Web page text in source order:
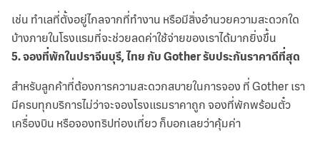
เช่น ทำเลที่ตั้งอยู่ไกลจากที่ทำงาน หรือมีสิ่งอำนวยความสะดวกใด
บ้างภายในโรงแรมที่จะช่วยลดค่าใช้จ่ายของเราได้มากยิ่งขึ้น
5.จองที่พักในปราจีนบุรี, ไทย กับ Gother รับประกันราคาดีที่สุด
สำหรับลูกค้าที่ต้องการความสะดวกสบายในการจอง ที่ Gother เรา
มีครบทุกบริการไม่ว่าจะจองโรงแรมราคาถูก จองที่พักพร้อมตั๋ว
เครื่องบิน หรือจองทริปท่องเที่ยว ก็บอกเลยว่าคุ้มค่า